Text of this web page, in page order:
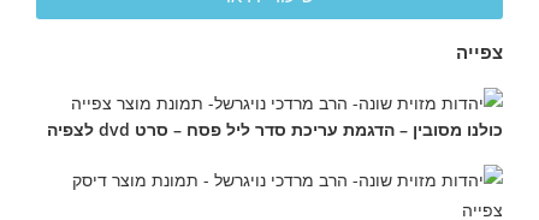
צפייה
כולנו מסובין – הדגמת עריכת סדר ליל פסח – סרט dvd לצפיה